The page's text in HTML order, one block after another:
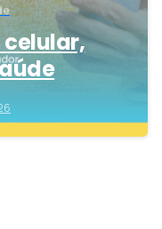
celular,